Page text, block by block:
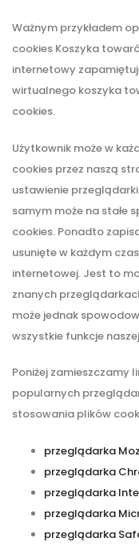
Ważnym przykładem
cookies Koszyka
internetowy
wirtualnego koszyka
cookies.
Użytkownik może w
cookies przez naszą
ustawienie
samym może na stałe
cookies. Ponadto
usunięte w każdym
internetowej. Jest to
znanych
może jednak
wszystkie funkcje
Poniżej zamieszczamy
popularnych
stosowania plików
przeglądarka
przeglądarka
przeglądarka
przeglądarka
przeglądarka